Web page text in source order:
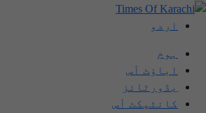
اردو
ہوم
اباؤٹ اَس
یڈورٹائز
کانٹیکٹ اَس